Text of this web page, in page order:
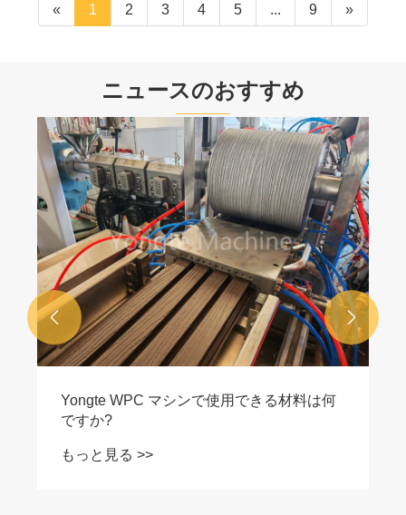
« 1 2 3 4 5 ... 9 »
ニュースのおすすめ
Yongte WPC マシンで使用できる材料は何
ですか?
もっと見る >>
 